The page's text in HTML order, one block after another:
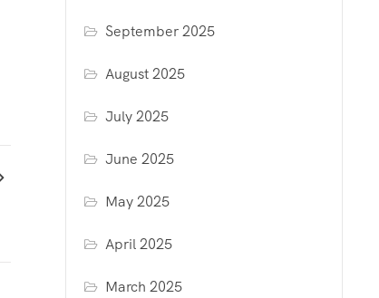
September 2025
August 2025
July 2025
June 2025
May 2025
April 2025
March 2025